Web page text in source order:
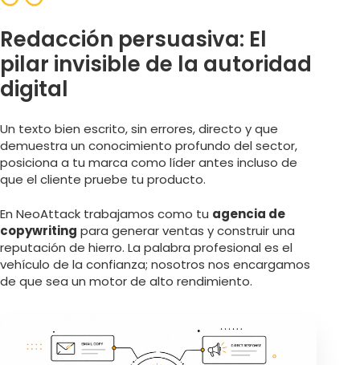
Redacción persuasiva: El
pilar invisible de la autoridad
digital
Un texto bien escrito, sin errores, directo y que
demuestra un conocimiento profundo del sector,
posiciona a tu marca como líder antes incluso de
que el cliente pruebe tu producto.
En NeoAttack trabajamos como tu agencia de
copywriting para generar ventas y construir una
reputación de hierro. La palabra profesional es el
vehículo de la confianza; nosotros nos encargamos
de que sea un motor de alto rendimiento.